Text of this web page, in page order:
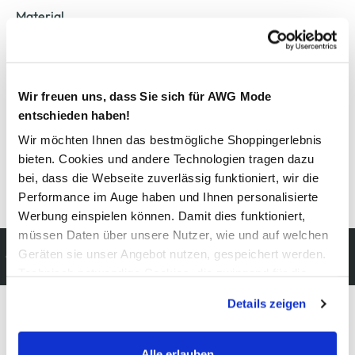
Wir freuen uns, dass Sie sich für AWG Mode
entschieden haben!
Wir möchten Ihnen das bestmögliche Shoppingerlebnis
bieten. Cookies und andere Technologien tragen dazu
bei, dass die Webseite zuverlässig funktioniert, wir die
Performance im Auge haben und Ihnen personalisierte
Werbung einspielen können. Damit dies funktioniert,
müssen Daten über unsere Nutzer, wie und auf welchen
Geräten sie unser Angebot nutzen, gespeichert werden.
werden, werden bei der Nutzung der Webseite auf jeden
Fall gesetzt. Cookies von Drittanbietern für Analyse- oder
Trackingzwecke werden nur dann aktiviert, wenn Sie das
Details zeigen
Material
Pflegehinweise
Details zur Produktsicherheit anzeigen
Kostenfreie Rücksendung
innerhalb 14 Tage
Modeglück im Abo: